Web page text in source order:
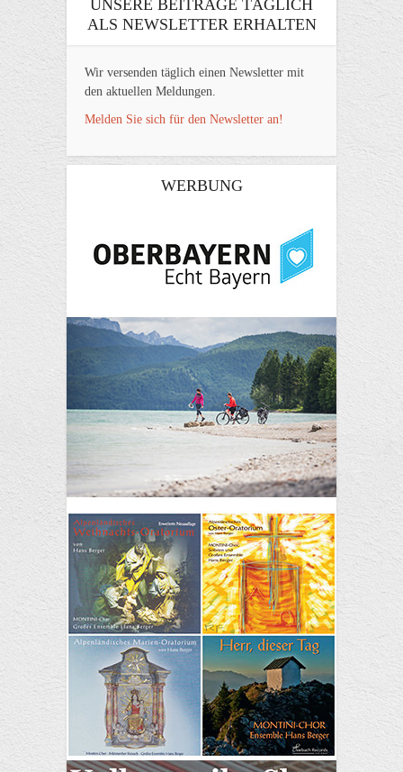
UNSERE BEITRÄGE TÄGLICH
ALS NEWSLETTER ERHALTEN
Wir versenden täglich einen Newsletter mit
den aktuellen Meldungen.
Melden Sie sich für den Newsletter an!
WERBUNG